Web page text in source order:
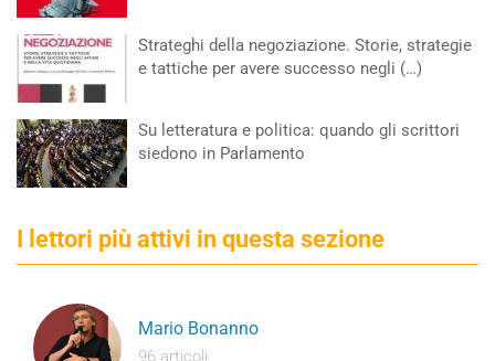
Strateghi della negoziazione. Storie, strategie
e tattiche per avere successo negli (…)
Su letteratura e politica: quando gli scrittori
siedono in Parlamento
I lettori più attivi in questa sezione
Mario Bonanno
96 articoli